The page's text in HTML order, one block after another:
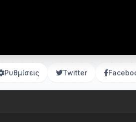
Ρυθμίσεις Twitter